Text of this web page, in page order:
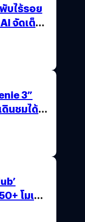
บไร้รอย
จัดเต็ม
3”
ดินชมได้
โมเดล